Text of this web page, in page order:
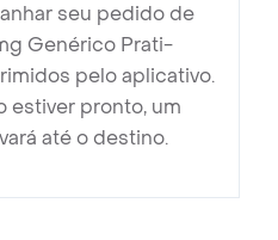
seu pedido de
Genérico Prati-
pelo aplicativo.
estiver pronto, um
até o destino.